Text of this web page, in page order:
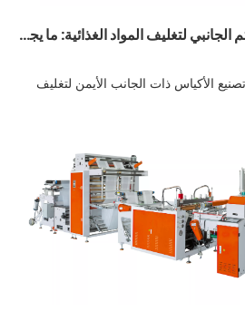
آلة صنع الأكياس ذات الختم الجانبي لتغليف المواد الغذائية: ما يجب على المشترين التحقق منه
الأكياس ذات الجانب الأيمن لتغليف